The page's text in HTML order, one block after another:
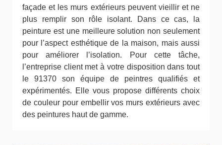
façade et les murs extérieurs peuvent vieillir et ne
plus remplir son rôle isolant. Dans ce cas, la
peinture est une meilleure solution non seulement
pour l’aspect esthétique de la maison, mais aussi
pour améliorer l’isolation. Pour cette tâche,
l’entreprise client met à votre disposition dans tout
le 91370 son équipe de peintres qualifiés et
expérimentés. Elle vous propose différents choix
de couleur pour embellir vos murs extérieurs avec
des peintures haut de gamme.